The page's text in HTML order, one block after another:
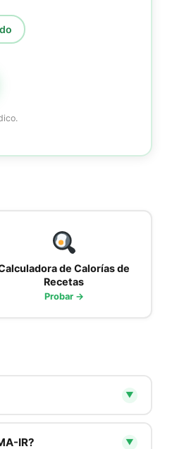
de Calorías de
Recetas
Probar →
▼
de azúcar e hidratos
IR? ▼